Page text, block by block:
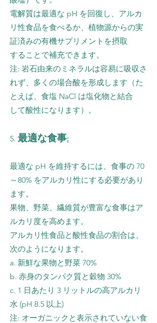
電解質は最適な pH を回復し、アルカ
リ性食品を食べるか、植物源からの実
証済みの有機サプリメントを摂取
することで補充できます。
注: 岩石由来のミネラルは容易に吸収さ
れず、多くの場合酸を形成します（た
とえば、食塩 NaCl は塩化物と結合
して酸性になります）。
5. 最適な食事:
最適な pH を維持するには、食事の 70
～80% をアルカリ性にする必要があり
ます。
果物、野菜、繊維質が豊富な食事はア
ルカリ度を高めます。
アルカリ性食品と酸性食品の割合は、
次のようになります。
a. 新鮮な果物と野菜 70%
b. 赤身のタンパク質と穀物 30%
c. 1 日あたり 3 リットルの高アルカリ
水 (pH 8.5 以上)
注: オーガニックと表示されていない食